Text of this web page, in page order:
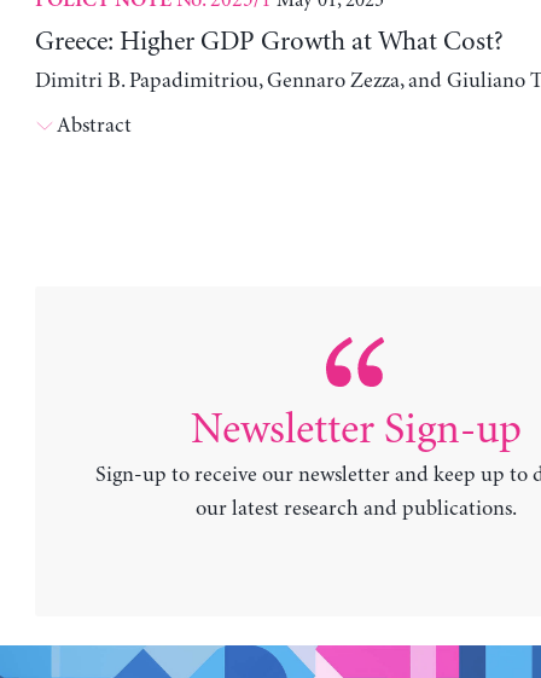
Greece: Higher GDP Growth at What Cost?
Dimitri B. Papadimitriou, Gennaro Zezza, and Giuliano
Abstract
Newsletter Sign-up
Sign-up to receive our newsletter and keep up to
our latest research and publications.